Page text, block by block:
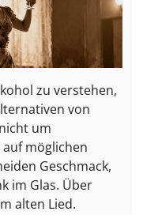
zu verstehen,
von
um
möglichen
Geschmack,
im Glas. Über
alten Lied.